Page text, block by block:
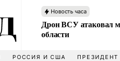
Новость часа
Дрон ВСУ атаковал
области
РОССИЯ И США